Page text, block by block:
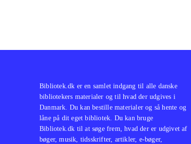
Bibliotek.dk er en samlet indgang til alle danske
bibliotekers materialer og til hvad der udgives i
Danmark. Du kan bestille materialer og så hente og
låne på dit eget bibliotek. Du kan bruge
Bibliotek.dk til at søge frem, hvad der er udgivet af
bøger, musik, tidsskrifter, artikler, e-bøger,